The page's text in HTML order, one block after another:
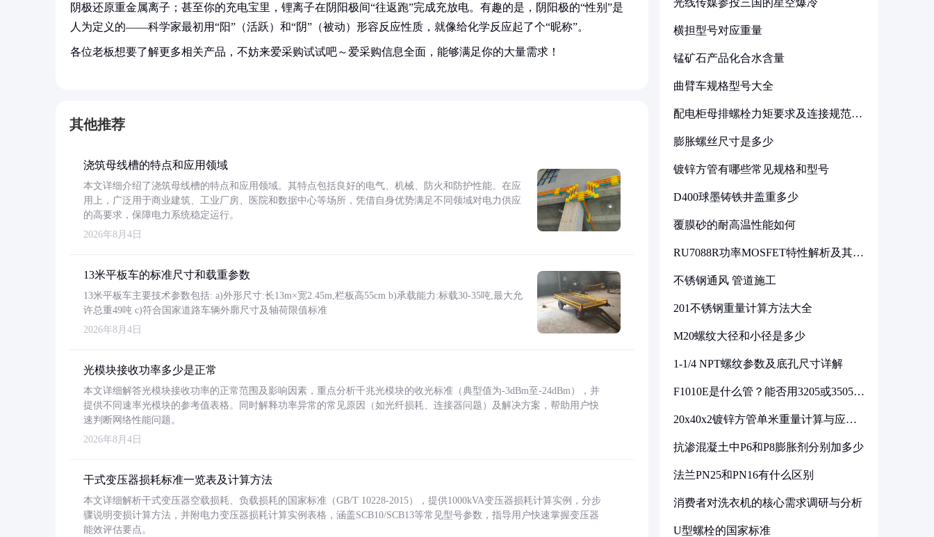
阴极还原重金属离子；甚至你的充电宝里，锂离子在阴阳极间“往返跑”完成充放电。有趣的是，阴阳极的“性别”是
人为定义的——科学家最初用“阳”（活跃）和“阴”（被动）形容反应性质，就像给化学反应起了个“昵称”。
各位老板想要了解更多相关产品，不妨来爱采购试试吧～爱采购信息全面，能够满足你的大量需求！
其他推荐
浇筑母线槽的特点和应用领域
本文详细介绍了浇筑母线槽的特点和应用领域。其特点包括良好的电气、机械、防火和防护性能。在应
用上，广泛用于商业建筑、工业厂房、医院和数据中心等场所，凭借自身优势满足不同领域对电力供应
的高要求，保障电力系统稳定运行。
2026年8月4日
13米平板车的标准尺寸和载重参数
13米平板车主要技术参数包括: a)外形尺寸:长13m×宽2.45m,栏板高55cm b)承载能力:标载30-35吨,最大允
许总重49吨 c)符合国家道路车辆外廓尺寸及轴荷限值标准
2026年8月4日
光模块接收功率多少是正常
本文详细解答光模块接收功率的正常范围及影响因素，重点分析千兆光模块的收光标准（典型值为-3dBm至-24dBm），并
提供不同速率光模块的参考值表格。同时解释功率异常的常见原因（如光纤损耗、连接器问题）及解决方案，帮助用户快
速判断网络性能问题。
2026年8月4日
干式变压器损耗标准一览表及计算方法
本文详细解析干式变压器空载损耗、负载损耗的国家标准（GB/T 10228-2015），提供1000kVA变压器损耗计算实例，分步
骤说明变损计算方法，并附电力变压器损耗计算实例表格，涵盖SCB10/SCB13等常见型号参数，指导用户快速掌握变压器
能效评估要点。
光线传媒参投三国的星空爆冷
横担型号对应重量
锰矿石产品化合水含量
曲臂车规格型号大全
配电柜母排螺栓力矩要求及连接规范详
膨胀螺丝尺寸是多少
镀锌方管有哪些常见规格和型号
D400球墨铸铁井盖重多少
覆膜砂的耐高温性能如何
RU7088R功率MOSFET特性解析及其在
不锈钢通风 管道施工
201不锈钢重量计算方法大全
M20螺纹大径和小径是多少
1-1/4 NPT螺纹参数及底孔尺寸详解
F1010E是什么管？能否用3205或3505代
20x40x2镀锌方管单米重量计算与应用
抗渗混凝土中P6和P8膨胀剂分别加多少
法兰PN25和PN16有什么区别
消费者对洗衣机的核心需求调研与分析
U型螺栓的国家标准